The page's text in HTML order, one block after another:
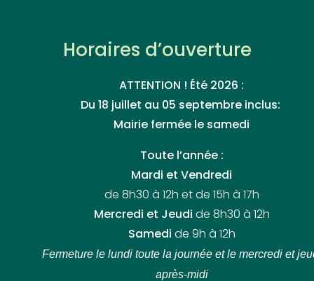
Horaires d’ouverture
ATTENTION ! Été 2026 :
Du 18 juillet au 05 septembre inclus:
Mairie fermée le samedi
Toute l’année :
Mardi et Vendredi
de 8h30 à 12h et de 15h à 17h
Mercredi et Jeudi de 8h30 à 12h
Samedi de 9h à 12h
Fermeture le lundi toute la journée et le mercredi et
après-midi